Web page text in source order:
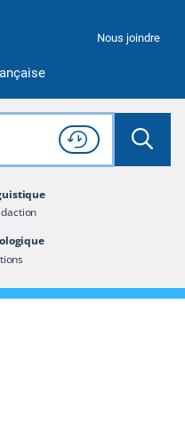
Nous joindre
dans tout le site
Lancer
Consulter l'
Historique
de recherche